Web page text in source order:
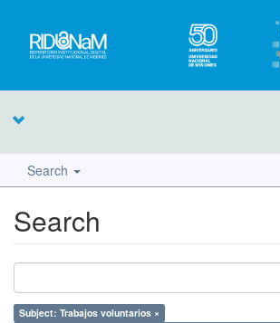
Search
Search
Subject: Trabajos voluntarios ×